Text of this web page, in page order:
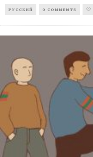
РУССКИЙ 0 COMMENTS